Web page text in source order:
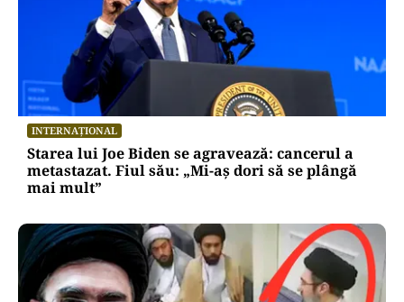
INTERNAȚIONAL
Starea lui Joe Biden se agravează: cancerul a
metastazat. Fiul său: „Mi-aș dori să se plângă
mai mult”